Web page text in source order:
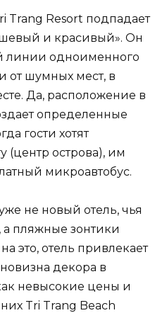
Trang Resort подпадает
и красивый». Он
линии одноименного
от шумных мест, в
Да, расположение в
определенные
гости хотят
(центр острова), им
микроавтобус.
не новый отель, чья
пляжные зонтики
это, отель привлекает
декора в
невысокие цены и
Tri Trang Beach